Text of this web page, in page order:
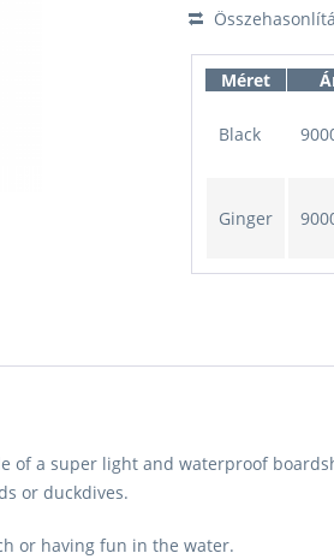
Méret
Black
Ginger
of a super light and waterproof
or duckdives.
or having fun in the water.